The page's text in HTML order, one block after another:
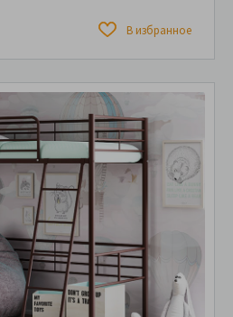
В избранное